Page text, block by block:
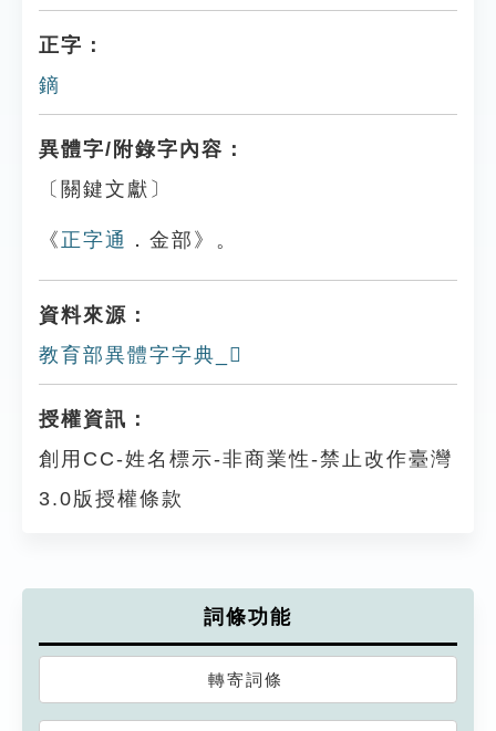
正字：
鏑
異體字/附錄字內容：
〔關鍵文獻〕
《 正字通 ．金部》。
資料來源：
教育部異體字字典_𨬙
授權資訊：
創用CC-姓名標示-非商業性-禁止改作臺灣
3.0版授權條款
詞條功能
轉寄詞條